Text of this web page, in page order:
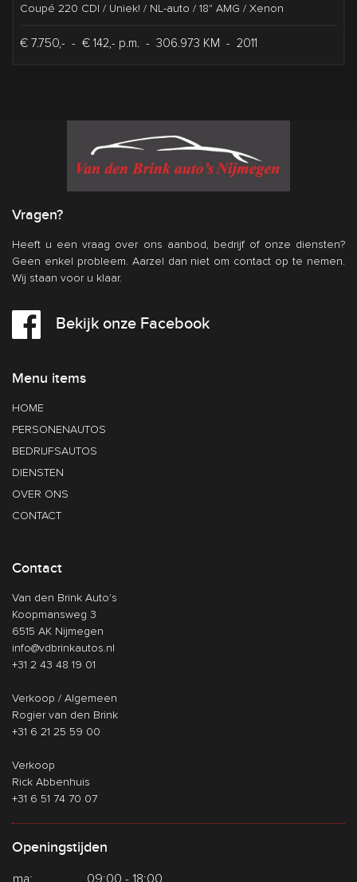
Coupé 220 CDI / Uniek! / NL-auto / 18" AMG / Xenon
€ 7.750,- - € 142,- p.m. - 306.973 KM - 2011
Vragen?
Heeft u een vraag over ons aanbod, bedrijf of onze diensten?
Geen enkel probleem. Aarzel dan niet om contact op te nemen.
Wij staan voor u klaar.
Bekijk onze Facebook
Menu items
HOME
PERSONENAUTOS
BEDRIJFSAUTOS
DIENSTEN
OVER ONS
CONTACT
Contact
Van den Brink Auto's
Koopmansweg 3
6515 AK Nijmegen
info@vdbrinkautos.nl
+31 2 43 48 19 01
Verkoop / Algemeen
Rogier van den Brink
+31 6 21 25 59 00
Verkoop
Rick Abbenhuis
+31 6 51 74 70 07
Openingstijden
ma: 09:00 - 18:00